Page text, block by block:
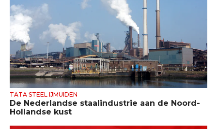
TATA STEEL IJMUIDEN
De Nederlandse staalindustrie aan de Noord-
Hollandse kust